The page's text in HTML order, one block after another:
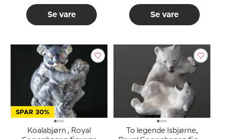
Se vare Se vare
SPAR 30%
Koalabjørn , Royal
To legende Isbjørne,